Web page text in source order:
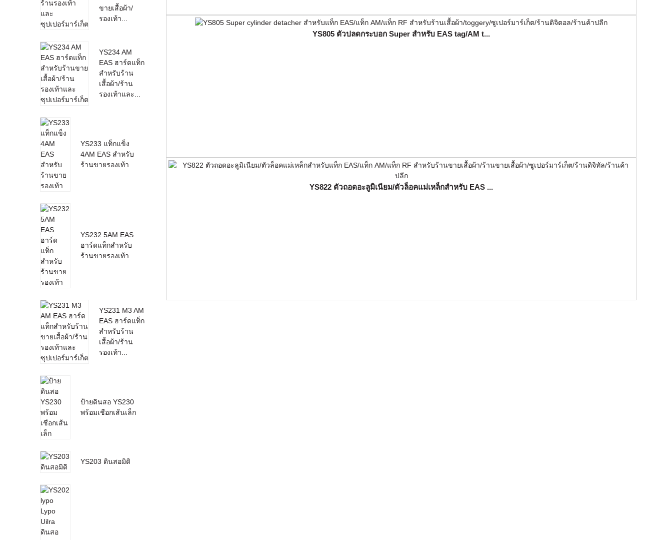
ขายเสื้อผ้า/
รองเท้า...
YS234 AM
EAS ฮาร์ดแท็ก
สำหรับร้าน
เสื้อผ้า/ร้าน
รองเท้าและ...
YS233 แท็กแข็ง
4AM EAS สำหรับ
ร้านขายรองเท้า
YS232 5AM EAS
ฮาร์ดแท็กสำหรับ
ร้านขายรองเท้า
YS231 M3 AM
EAS ฮาร์ดแท็ก
สำหรับร้าน
เสื้อผ้า/ร้าน
รองเท้า...
ป้ายดินสอ YS230
พร้อมเชือกเส้นเล็ก
YS203 ดินสอมิดิ
YS805 ตัวปลดกระบอก Super สำหรับ EAS tag/AM t...
YS822 ตัวถอดอะลูมิเนียม/ตัวล็อคแม่เหล็กสำหรับ EAS ...